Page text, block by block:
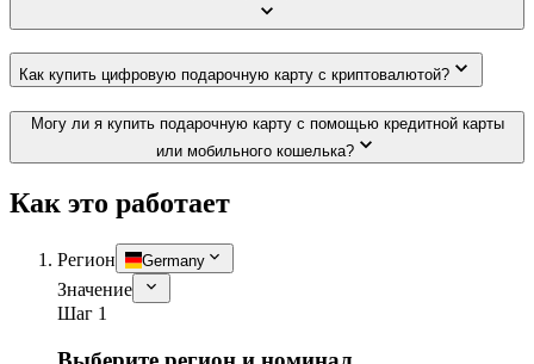
Как купить цифровую подарочную карту с криптовалютой?
Могу ли я купить подарочную карту с помощью кредитной карты
или мобильного кошелька?
Как это работает
Регион Germany
Значение
Шаг 1